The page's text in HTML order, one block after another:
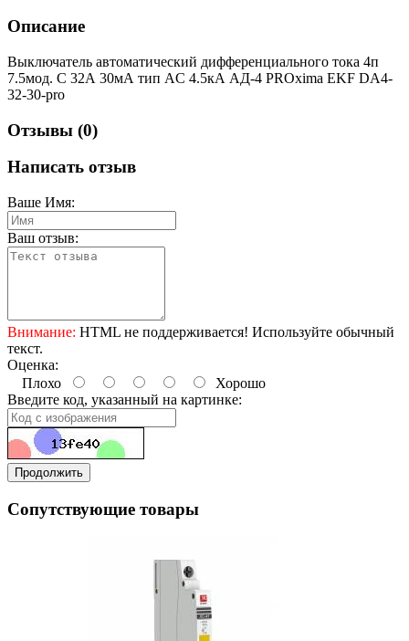
Описание
Выключатель автоматический дифференциального тока 4п
7.5мод. C 32А 30мА тип AC 4.5кА АД-4 PROxima EKF DA4-
32-30-pro
Отзывы (0)
Написать отзыв
Ваше Имя:
Ваш отзыв:
Внимание: HTML не поддерживается! Используйте обычный
текст.
Оценка:
Плохо
Хорошо
Введите код, указанный на картинке:
Продолжить
Сопутствующие товары